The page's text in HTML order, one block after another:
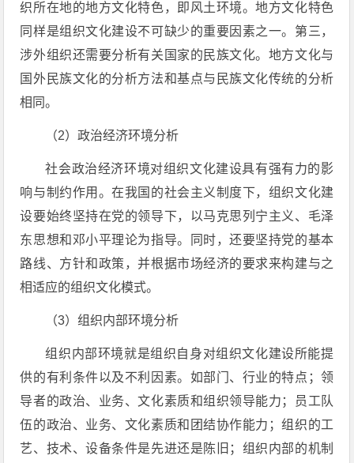
织所在地的地方文化特色，即风土环境。地方文化特色
同样是组织文化建设不可缺少的重要因素之一。第三，
涉外组织还需要分析有关国家的民族文化。地方文化与
国外民族文化的分析方法和基点与民族文化传统的分析
相同。
（2）政治经济环境分析
社会政治经济环境对组织文化建设具有强有力的影
响与制约作用。在我国的社会主义制度下，组织文化建
设要始终坚持在党的领导下，以马克思列宁主义、毛泽
东思想和邓小平理论为指导。同时，还要坚持党的基本
路线、方针和政策，并根据市场经济的要求来构建与之
相适应的组织文化模式。
（3）组织内部环境分析
组织内部环境就是组织自身对组织文化建设所能提
供的有利条件以及不利因素。如部门、行业的特点；领
导者的政治、业务、文化素质和组织领导能力；员工队
伍的政治、业务、文化素质和团结协作能力；组织的工
艺、技术、设备条件是先进还是陈旧；组织内部的机制